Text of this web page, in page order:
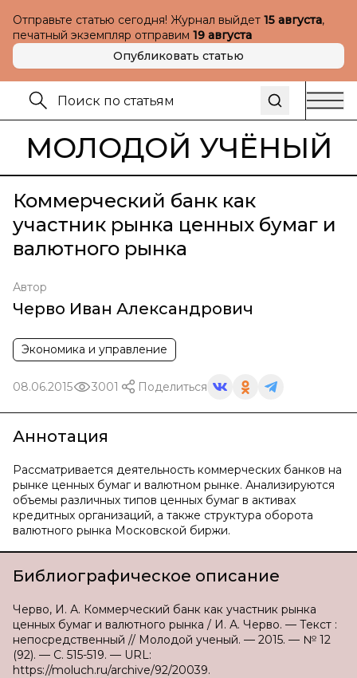
Отправьте статью сегодня! Журнал выйдет 15 августа,
печатный экземпляр отправим 19 августа
Опубликовать статью
МОЛОДОЙ УЧЁНЫЙ
Коммерческий банк как
участник рынка ценных бумаг и
валютного рынка
Автор
Черво Иван Александрович
Экономика и управление
08.06.2015 3001 Поделиться
Аннотация
Рассматривается деятельность коммерческих банков на
рынке ценных бумаг и валютном рынке. Анализируются
объемы различных типов ценных бумаг в активах
кредитных организаций, а также структура оборота
валютного рынка Московской биржи.
Библиографическое описание
Черво, И. А. Коммерческий банк как участник рынка
ценных бумаг и валютного рынка / И. А. Черво. — Текст :
непосредственный // Молодой ученый. — 2015. — № 12
(92). — С. 515-519. — URL:
https://moluch.ru/archive/92/20039.